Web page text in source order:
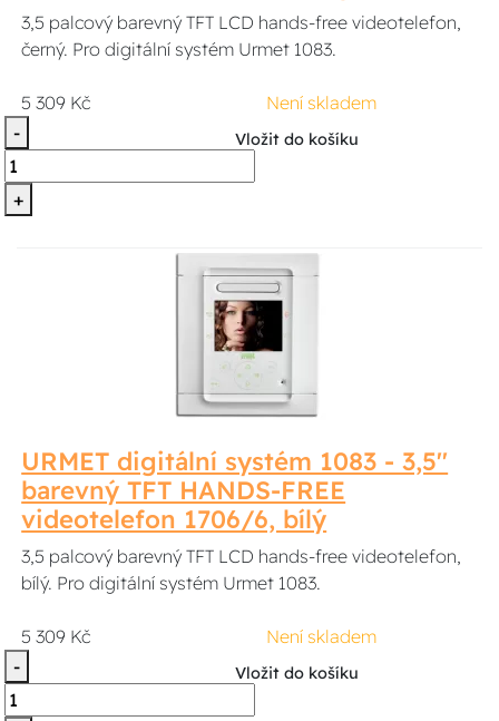
3,5 palcový barevný TFT LCD hands-free videotelefon,
černý. Pro digitální systém Urmet 1083.
5 309 Kč
Není skladem
-
+
Vložit do košíku
URMET digitální systém 1083 - 3,5''
barevný TFT HANDS-FREE
videotelefon 1706/6, bílý
3,5 palcový barevný TFT LCD hands-free videotelefon,
bílý. Pro digitální systém Urmet 1083.
5 309 Kč
Není skladem
-
Vložit do košíku